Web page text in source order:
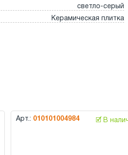
светло-серый
Керамическая плитка
Арт.: 010101004984 🗹 В